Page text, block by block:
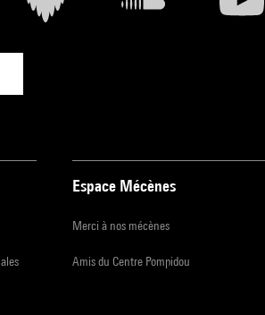
Espace Mécènes
Merci à nos mécènes
Amis du Centre Pompidou